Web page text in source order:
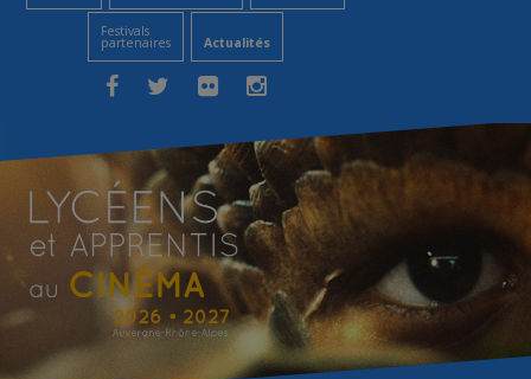
Festivals
partenaires Actualités